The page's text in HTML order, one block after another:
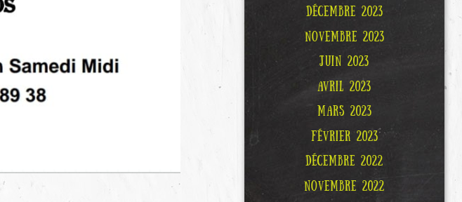
DÉCEMBRE 2023
NOVEMBRE 2023
JUIN 2023
AVRIL 2023
MARS 2023
FÉVRIER 2023
DÉCEMBRE 2022
NOVEMBRE 2022